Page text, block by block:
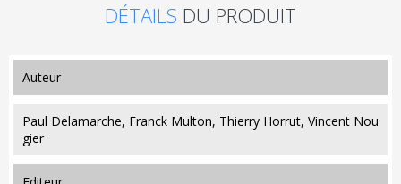
DÉTAILS DU PRODUIT
auteur
Paul Delamarche, Franck Multon, Thierry Horrut, Vincent Nou
gier